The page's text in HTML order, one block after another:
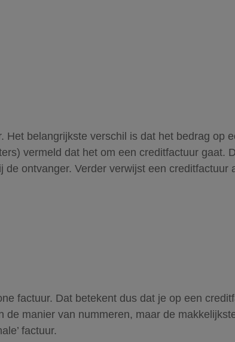
belangrijkste verschil is dat het bedrag op
vermeld dat het om een creditfactuur gaat.
ontvanger. Verder verwijst een creditfactuur
factuur. Dat betekent dus dat je op een
de manier van nummeren, maar de
factuur.